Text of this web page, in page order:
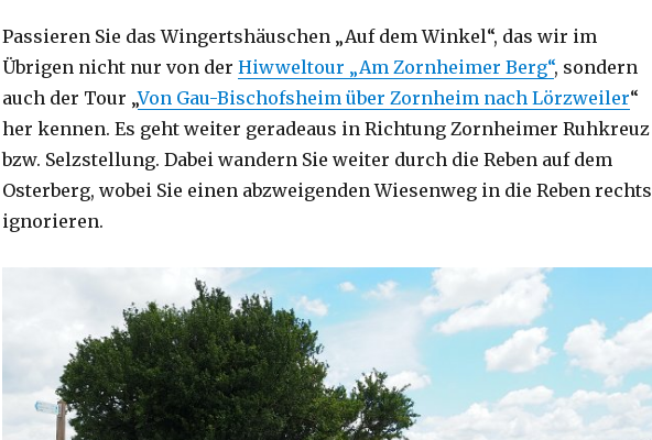
Passieren Sie das Wingertshäuschen „Auf dem Winkel“, das wir im
Übrigen nicht nur von der Hiwweltour „Am Zornheimer Berg“, sondern
auch der Tour „Von Gau-Bischofsheim über Zornheim nach Lörzweiler“
her kennen. Es geht weiter geradeaus in Richtung Zornheimer Ruhkreuz
bzw. Selzstellung. Dabei wandern Sie weiter durch die Reben auf dem
Osterberg, wobei Sie einen abzweigenden Wiesenweg in die Reben rechts
ignorieren.